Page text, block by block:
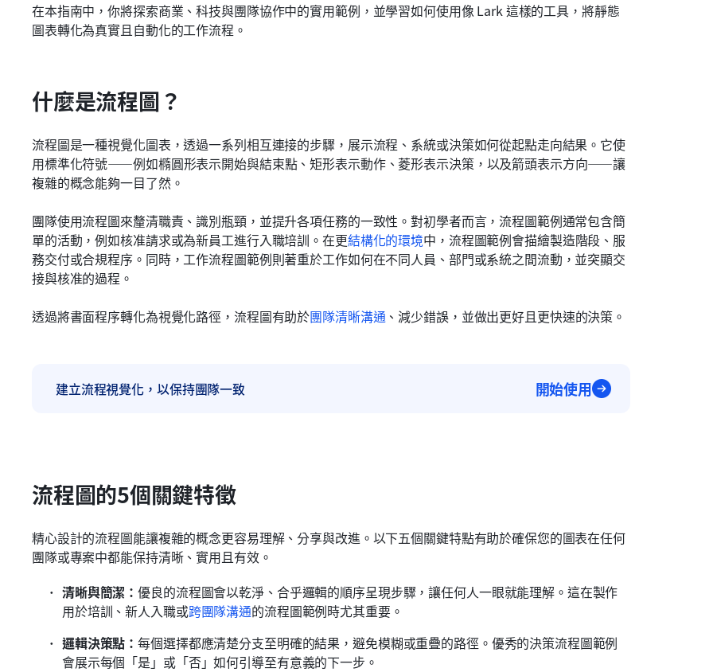
在本指南中，你將探索商業、科技與團隊協作中的實用範例，並學習如何使用像 Lark 這樣的工具，將靜態
圖表轉化為真實且自動化的工作流程。
什麼是流程圖？
流程圖是一種視覺化圖表，透過一系列相互連接的步驟，展示流程、系統或決策如何從起點走向結果。它使
用標準化符號——例如橢圓形表示開始與結束點、矩形表示動作、菱形表示決策，以及箭頭表示方向——讓
複雜的概念能夠一目了然。
團隊使用流程圖來釐清職責、識別瓶頸，並提升各項任務的一致性。對初學者而言，流程圖範例通常包含簡
單的活動，例如核准請求或為新員工進行入職培訓。在更結構化的環境中，流程圖範例會描繪製造階段、服
務交付或合規程序。同時，工作流程圖範例則著重於工作如何在不同人員、部門或系統之間流動，並突顯交
接與核准的過程。
透過將書面程序轉化為視覺化路徑，流程圖有助於團隊清晰溝通 、減少錯誤，並做出更好且更快速的決策。
建立流程視覺化，以保持團隊一致 開始使用
流程圖的5個關鍵特徵
精心設計的流程圖能讓複雜的概念更容易理解、分享與改進。以下五個關鍵特點有助於確保您的圖表在任何
團隊或專案中都能保持清晰、實用且有效。
清晰與簡潔：優良的流程圖會以乾淨、合乎邏輯的順序呈現步驟，讓任何人一眼就能理解。這在製作
用於培訓、新人入職或跨團隊溝通的流程圖範例時尤其重要。
邏輯決策點：每個選擇都應清楚分支至明確的結果，避免模糊或重疊的路徑。優秀的決策流程圖範例
會展示每個「是」或「否」如何引導至有意義的下一步。